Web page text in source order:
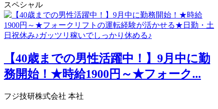
スペシャル
【40歳までの男性活躍中！】9月中に勤
務開始！★時給1900円～★フォーク...
フジ技研株式会社 本社